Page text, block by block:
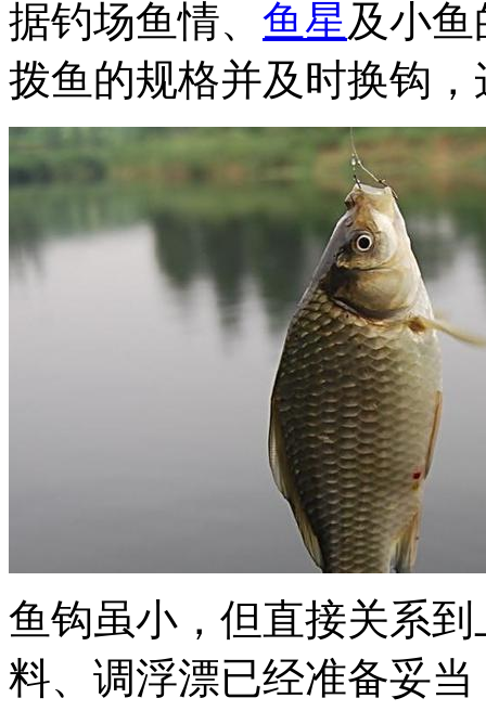
据钓场鱼情、 鱼星及小
拨鱼的规格并及时换钩
鱼钩虽小，但直接关系
料、调浮漂已经准备妥